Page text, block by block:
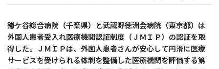
鎌ケ谷総合病院（千葉県）と武蔵野徳洲会病院（東京都）は
外国人患者受入れ医療機関認証制度（ＪＭＩＰ）の認証を取
得した。ＪＭＩＰは、外国人患者さんが安心して円滑に医療
サービスを受けられる体制を整備した医療機関を評価する第